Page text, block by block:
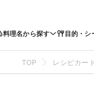
料理名から探す 目的・シ
TOP レシピカー